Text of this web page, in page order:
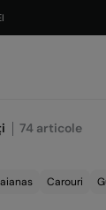
74 articole
Carouri